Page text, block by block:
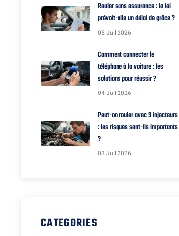
Rouler sans assurance : la loi
prévoit-elle un délai de grâce ?
05 Juil 2026
Comment connecter le
téléphone à la voiture : les
solutions pour réussir ?
04 Juil 2026
Peut-on rouler avec 3 injecteurs
: les risques sont-ils importants
?
03 Juil 2026
CATEGORIES